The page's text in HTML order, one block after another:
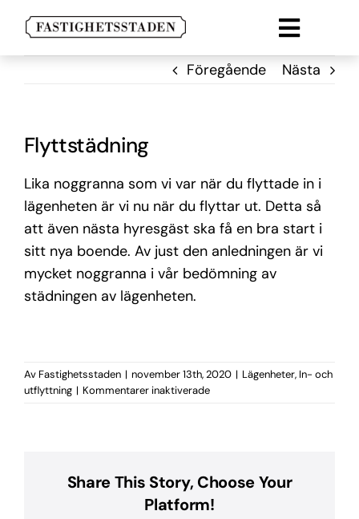
innehållet
Toggle
Lokal
Parkering
Kontakt
Föregående Nästa
Flyttstädning
Lika noggranna som vi var när du flyttade in i
lägenheten är vi nu när du flyttar ut. Detta så
att även nästa hyresgäst ska få en bra start i
sitt nya boende. Av just den anledningen är vi
mycket noggranna i vår bedömning av
städningen av lägenheten.
Av Fastighetsstaden | november 13th, 2020 | Lägenheter, In- och
utflyttning | Kommentarer inaktiveradeför
Share This Story, Choose Your
Platform!